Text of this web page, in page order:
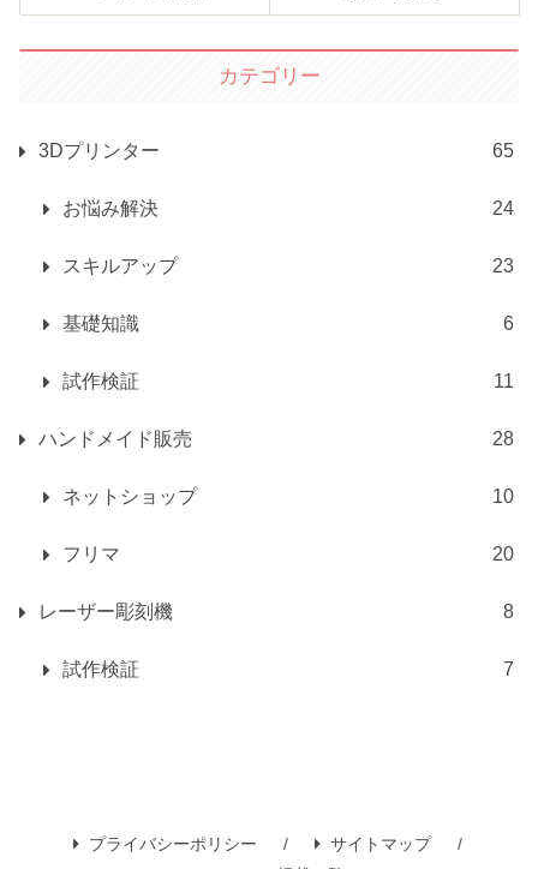
カテゴリー
3Dプリンター 65
お悩み解決 24
スキルアップ 23
基礎知識 6
試作検証 11
ハンドメイド販売 28
ネットショップ 10
フリマ 20
レーザー彫刻機 8
試作検証 7
プライバシーポリシー
サイトマップ